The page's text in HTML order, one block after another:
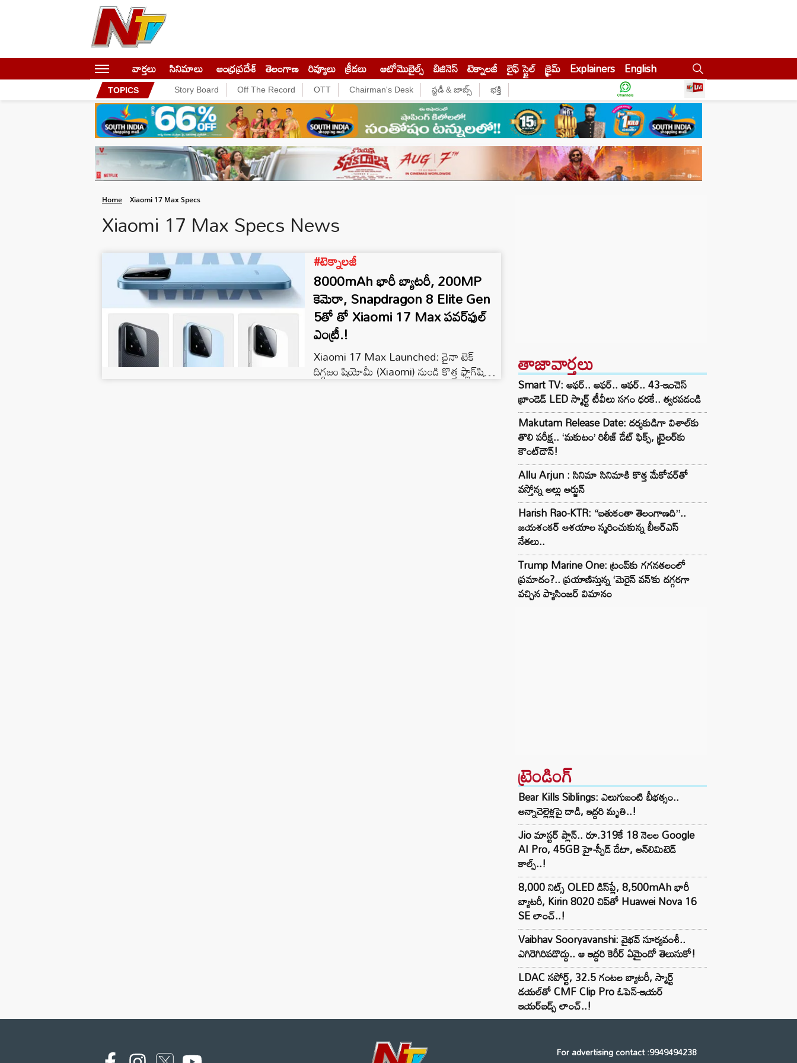
వార్తలు సినిమాలు ఆంధ్రప్రదేశ్ తెలంగాణ రివ్యూలు క్రీడలు ఆటోమొబైల్స్ బిజినెస్‌ టెక్నాలజీ లైఫ్ స్టైల్ క్రైమ్ Explainers English
TOPICS Story Board Off The Record OTT Chairman's Desk స్టడీ & జాబ్స్ భక్తి
Home Xiaomi 17 Max Specs
Xiaomi 17 Max Specs News
#టెక్నాలజీ
8000mAh భారీ బ్యాటరీ, 200MP
కెమెరా, Snapdragon 8 Elite Gen
5తో తో Xiaomi 17 Max పవర్‌ఫుల్
ఎంట్రీ.!
Xiaomi 17 Max Launched: చైనా టెక్
దిగ్గజం షియోమీ (Xiaomi) నుండి కొత్త ఫ్లాగ్‌షిప్
స్మార్ట్‌ఫోన్ ‘Xiaomi 17 Max’ లాంచ్‌ను
తాజావార్తలు
Smart TV: ఆఫర్.. ఆఫర్.. ఆఫర్.. 43-ఇంచెస్
బ్రాండెడ్ LED స్మార్ట్ టీవీలు సగం ధరకే.. త్వరపడండి
Makutam Release Date: దర్శకుడిగా విశాల్‌కు
తొలి పరీక్ష.. ‘మకుటం’ రిలీజ్ డేట్ ఫిక్స్, ట్రైలర్‌కు
కౌంట్‌డౌన్!
Allu Arjun : సినిమా సినిమాకి కొత్త మేకోవర్‌తో
వస్తోన్న అల్లు అర్జున్
Harish Rao-KTR: “బతుకంతా తెలంగాణది”..
జయశంకర్ ఆశయాల స్మరించుకున్న బీఆర్ఎస్
నేతలు..
Trump Marine One: ట్రంప్‌కు గగనతలంలో
ప్రమాదం?.. ప్రయాణిస్తున్న ‘మెరైన్ వన్’కు దగ్గరగా
వచ్చిన ప్యాసింజర్ విమానం
ట్రెండింగ్‌
Bear Kills Siblings: ఎలుగుబంటి బీభత్సం..
అన్నాచెల్లెళ్లపై దాడి, ఇద్దరి మృతి..!
Jio మాస్టర్ ప్లాన్.. రూ.319కే 18 నెలల Google
AI Pro, 45GB హై-స్పీడ్ డేటా, అన్⁭లిమిటెడ్
కాల్స్..!
8,000 నిట్స్ OLED డిస్‌ప్లే, 8,500mAh భారీ
బ్యాటరీ, Kirin 8020 చిప్‌తో Huawei Nova 16
SE లాంచ్..!
Vaibhav Sooryavanshi: వైభవ్ సూర్యవంశీ..
ఎగిరెగిరిపడొద్దు.. ఆ ఇద్దరి కెరీర్ ఏమైందో తెలుసుకో!
LDAC సపోర్ట్, 32.5 గంటల బ్యాటరీ, స్మార్ట్
డయల్‌తో CMF Clip Pro ఓపెన్-ఇయర్
ఇయర్‌బడ్స్ లాంచ్..!
For advertising contact :9949494238